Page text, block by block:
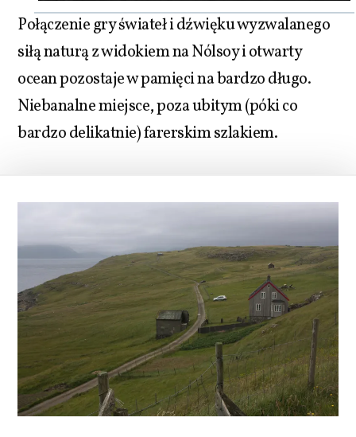
Połączenie gry świateł i dźwięku wyzwalanego
siłą naturą z widokiem na Nólsoy i otwarty
ocean pozostaje w pamięci na bardzo długo.
Niebanalne miejsce, poza ubitym (póki co
bardzo delikatnie) farerskim szlakiem.